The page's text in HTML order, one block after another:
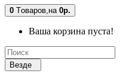
0 Tоваров,на 0р.
Ваша корзина пуста!
Везде